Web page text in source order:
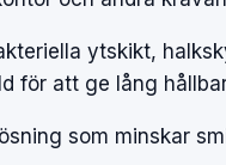
ytskikt,
för att ge lång
som minskar